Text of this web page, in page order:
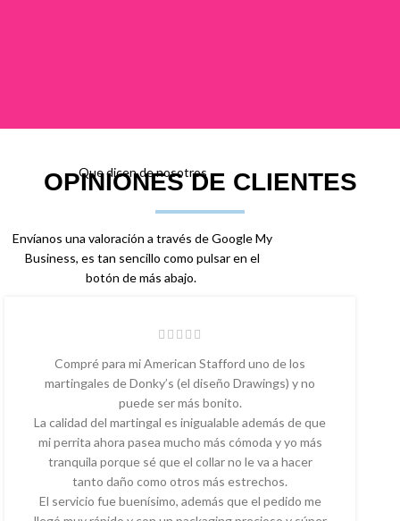
Que dicen de nosotros
OPINIONES DE CLIENTES
Envíanos una valoración a través de Google My
Business, es tan sencillo como pulsar en el
botón de más abajo.
Compré para mi American Stafford uno de los
martingales de Donky’s (el diseño Drawings) y no
puede ser más bonito.
La calidad del martingal es inigualable además de que
mi perrita ahora pasea mucho más cómoda y yo más
tranquila porque sé que el collar no le va a hacer
tanto daño como otros más estrechos.
El servicio fue buenísimo, además que el pedido me